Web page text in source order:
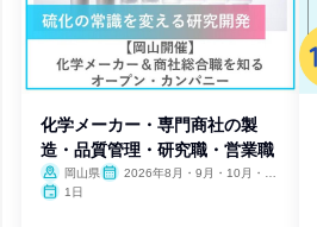
化学メーカー・専門商社の製
造・品質管理・研究職・営業職
岡山県
2026年8月・9月・10月・11
1日